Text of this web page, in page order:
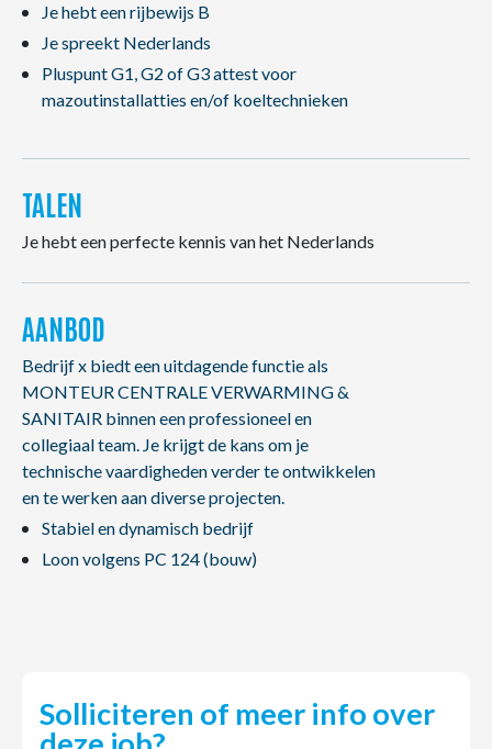
Je hebt een rijbewijs B
Je spreekt Nederlands
Pluspunt G1, G2 of G3 attest voor
mazoutinstallatties en/of koeltechnieken
TALEN
Je hebt een perfecte kennis van het Nederlands
AANBOD
Bedrijf x biedt een uitdagende functie als
MONTEUR CENTRALE VERWARMING &
SANITAIR binnen een professioneel en
collegiaal team. Je krijgt de kans om je
technische vaardigheden verder te ontwikkelen
en te werken aan diverse projecten.
Stabiel en dynamisch bedrijf
Loon volgens PC 124 (bouw)
Solliciteren of meer info over